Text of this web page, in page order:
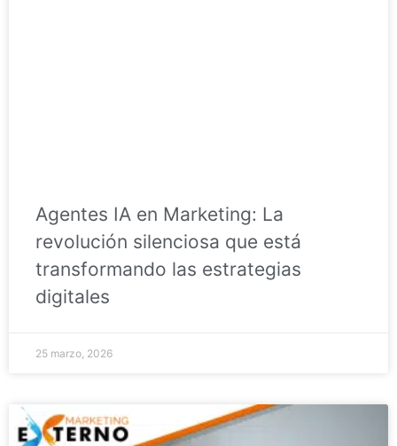
Agentes IA en Marketing: La
revolución silenciosa que está
transformando las estrategias
digitales
25 marzo, 2026